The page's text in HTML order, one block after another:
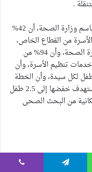
وبتاريخ 29 يوليو 2017 صرح المتحدث باسم وزارة الصحة، أن 42%
من القطاع الخاص،
و57% يحصلن عليها من مستشفيات وزارة الصحة، وأن 94% من
تنظيم الأسرة، وأن
الخصوبة لدى السيدات حاليًا 3.5 طفل لكل سيدة، وأن الخطة
الاستراتيجية لخفض معدلات المواليد تستهدف خفضها إلى 2.5 طفل
من البحث الصحى